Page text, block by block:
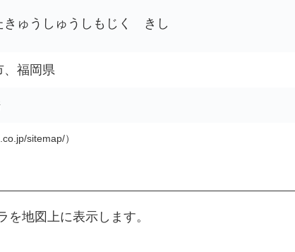
ゅうしゅうしもじく きし
、福岡県
sitemap/）
地図上に表示します。